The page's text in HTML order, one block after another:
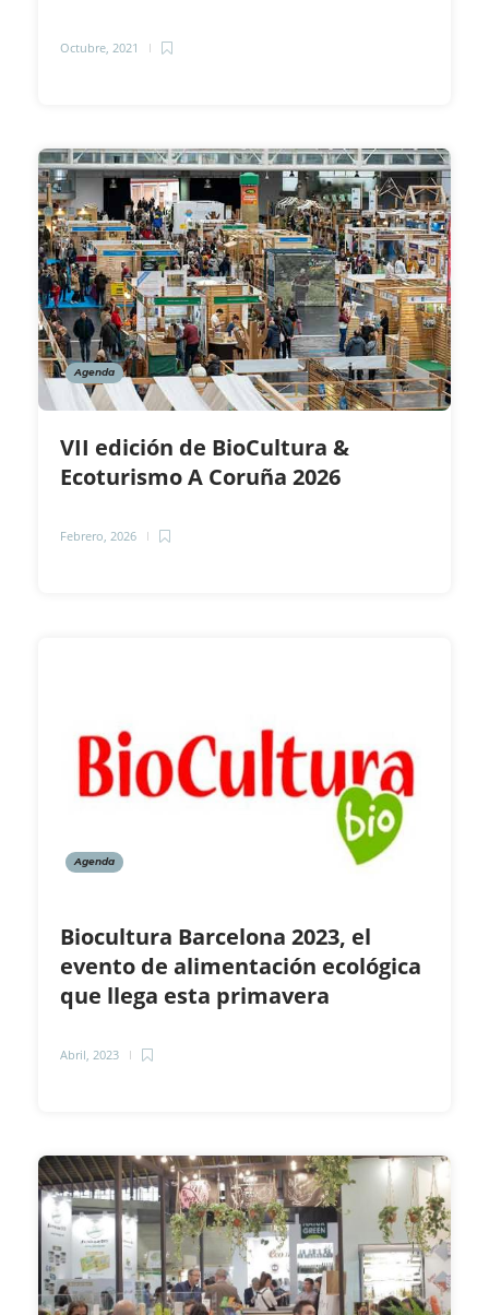
Octubre, 2021
Agenda
VII edición de BioCultura &
Ecoturismo A Coruña 2026
Febrero, 2026
Agenda
Biocultura Barcelona 2023, el
evento de alimentación ecológica
que llega esta primavera
Abril, 2023